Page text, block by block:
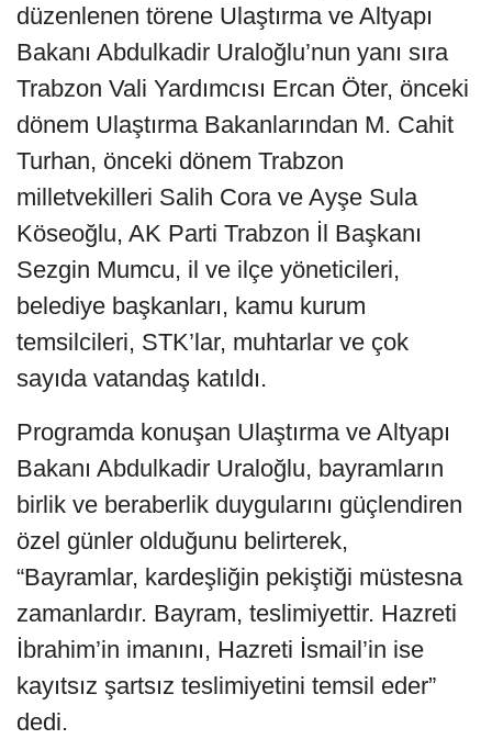
düzenlenen törene Ulaştırma ve Altyapı
Bakanı Abdulkadir Uraloğlu’nun yanı sıra
Trabzon Vali Yardımcısı Ercan Öter, önceki
dönem Ulaştırma Bakanlarından M. Cahit
Turhan, önceki dönem Trabzon
milletvekilleri Salih Cora ve Ayşe Sula
Köseoğlu, AK Parti Trabzon İl Başkanı
Sezgin Mumcu, il ve ilçe yöneticileri,
belediye başkanları, kamu kurum
temsilcileri, STK’lar, muhtarlar ve çok
sayıda vatandaş katıldı.
Programda konuşan Ulaştırma ve Altyapı
Bakanı Abdulkadir Uraloğlu, bayramların
birlik ve beraberlik duygularını güçlendiren
özel günler olduğunu belirterek,
“Bayramlar, kardeşliğin pekiştiği müstesna
zamanlardır. Bayram, teslimiyettir. Hazreti
İbrahim’in imanını, Hazreti İsmail’in ise
kayıtsız şartsız teslimiyetini temsil eder”
dedi.